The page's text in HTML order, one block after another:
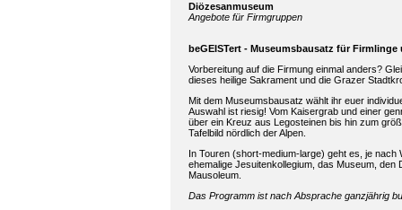
Diözesanmuseum
Angebote für Firmgruppen
beGEISTert - Museumsbausatz für
Vorbereitung auf die Firmung einmal anders?
dieses heilige Sakrament und die Grazer
Mit dem Museumsbausatz wählt ihr euer
Auswahl ist riesig! Vom Kaisergrab und einer
über ein Kreuz aus Legosteinen bis hin zum
Tafelbild nördlich der Alpen.
In Touren (short-medium-large) geht es, je nach
ehemalige Jesuitenkollegium, das Museum, den
Mausoleum.
Das Programm ist nach Absprache ganzjährig